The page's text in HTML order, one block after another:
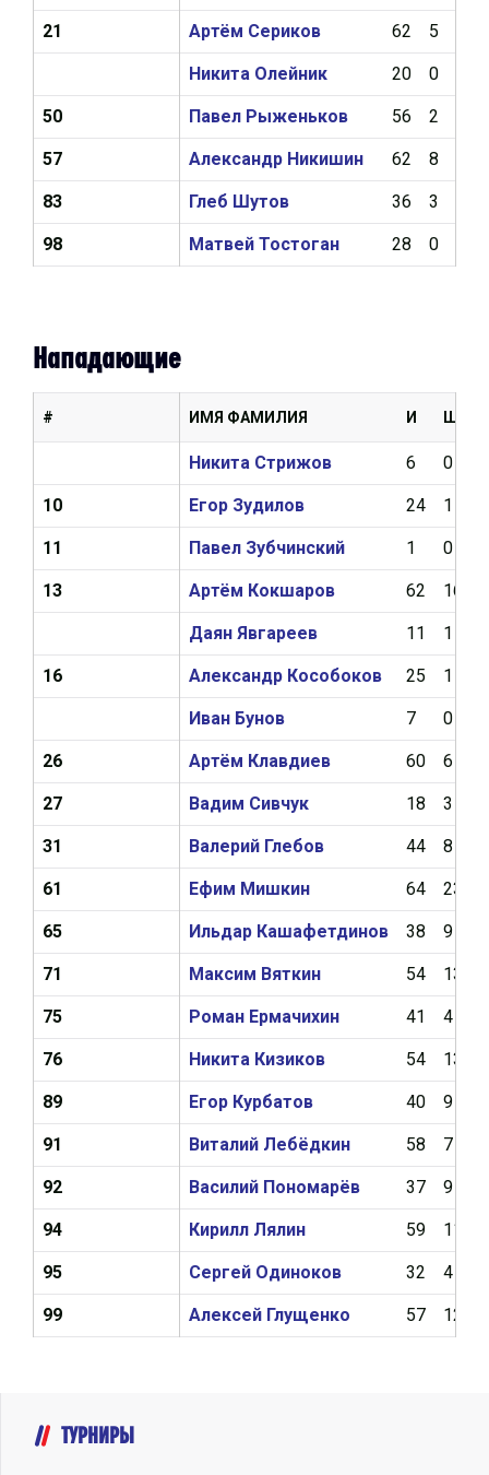
Артём Сериков 62 5
Никита Олейник 20 0
Павел Рыженьков 56 2
Александр Никишин 62 8
Глеб Шутов 36 3
Матвей Тостоган 28 0
21
50
57
83
98
Нападающие
ИМЯ ФАМИЛИЯ И Ш
Никита Стрижов 6 0
Егор Зудилов 24 1
Павел Зубчинский 1 0
Артём Кокшаров 62 16
Даян Явгареев 11 1
Александр Кособоков 25 1
Иван Бунов 7 0
Артём Клавдиев 60 6
Вадим Сивчук 18 3
Валерий Глебов 44 8
Ефим Мишкин 64 23
Ильдар Кашафетдинов 38 9
Максим Вяткин 54 13
Роман Ермачихин 41 4
Никита Кизиков 54 13
Егор Курбатов 40 9
Виталий Лебёдкин 58 7
Василий Пономарёв 37 9
Кирилл Лялин 59 11
Сергей Одиноков 32 4
Алексей Глущенко 57 12
#
10
11
13
16
26
27
31
61
65
71
75
76
89
91
92
94
95
99
ТУРНИРЫ